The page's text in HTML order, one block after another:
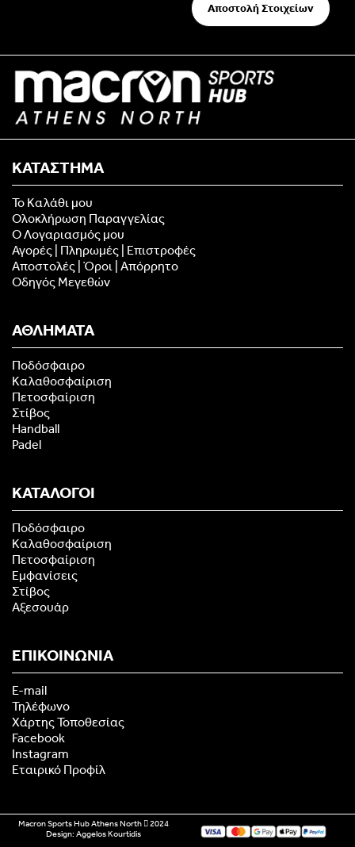
Αποστολή Στοιχείων
ΚΑΤΑΣΤΗΜΑ
Το Καλάθι μου
Ολοκλήρωση Παραγγελίας
Ο Λογαριασμός μου
Αγορές | Πληρωμές | Επιστροφές
Αποστολές | Όροι | Απόρρητο
Οδηγός Μεγεθών
ΑΘΛΗΜΑΤΑ
Ποδόσφαιρο
Καλαθοσφαίριση
Πετοσφαίριση
Στίβος
Handball
Padel
ΚΑΤΑΛΟΓΟΙ
Ποδόσφαιρο
Καλαθοσφαίριση
Πετοσφαίριση
Εμφανίσεις
Στίβος
Αξεσουάρ
ΕΠΙΚΟΙΝΩΝΙΑ
E-mail
Τηλέφωνο
Χάρτης Τοποθεσίας
Facebook
Instagram
Εταιρικό Προφίλ
Macron Sports Hub Athens North
2024
Design:Aggelos Kourtidis